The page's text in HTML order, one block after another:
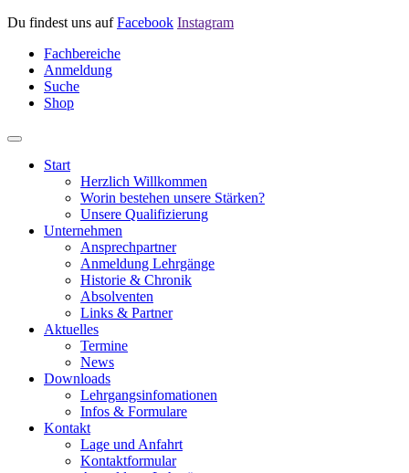
Du findest uns aufFacebook Instagram
Fachbereiche
Anmeldung
Suche
Shop
Start
Herzlich Willkommen
Worin bestehen unsere Stärken?
Unsere Qualifizierung
Unternehmen
Ansprechpartner
Anmeldung Lehrgänge
Historie & Chronik
Absolventen
Links & Partner
Aktuelles
Termine
News
Downloads
Lehrgangsinfomationen
Infos & Formulare
Kontakt
Lage und Anfahrt
Kontaktformular